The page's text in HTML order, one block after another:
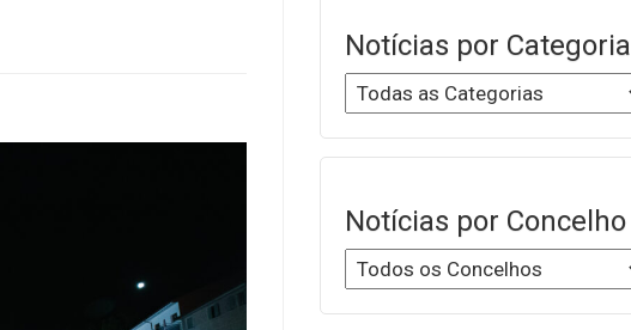
Notícias por Categoria
Notícias por Concelho